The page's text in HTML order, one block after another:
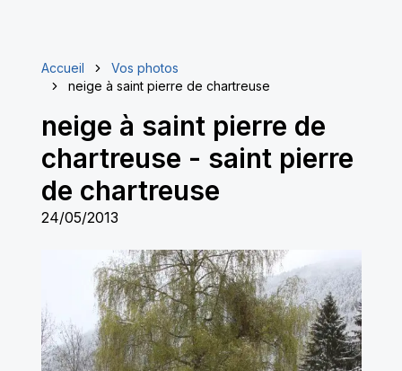
Accueil
Vos photos
neige à saint pierre de chartreuse
neige à saint pierre de
chartreuse - saint pierre
de chartreuse
24/05/2013